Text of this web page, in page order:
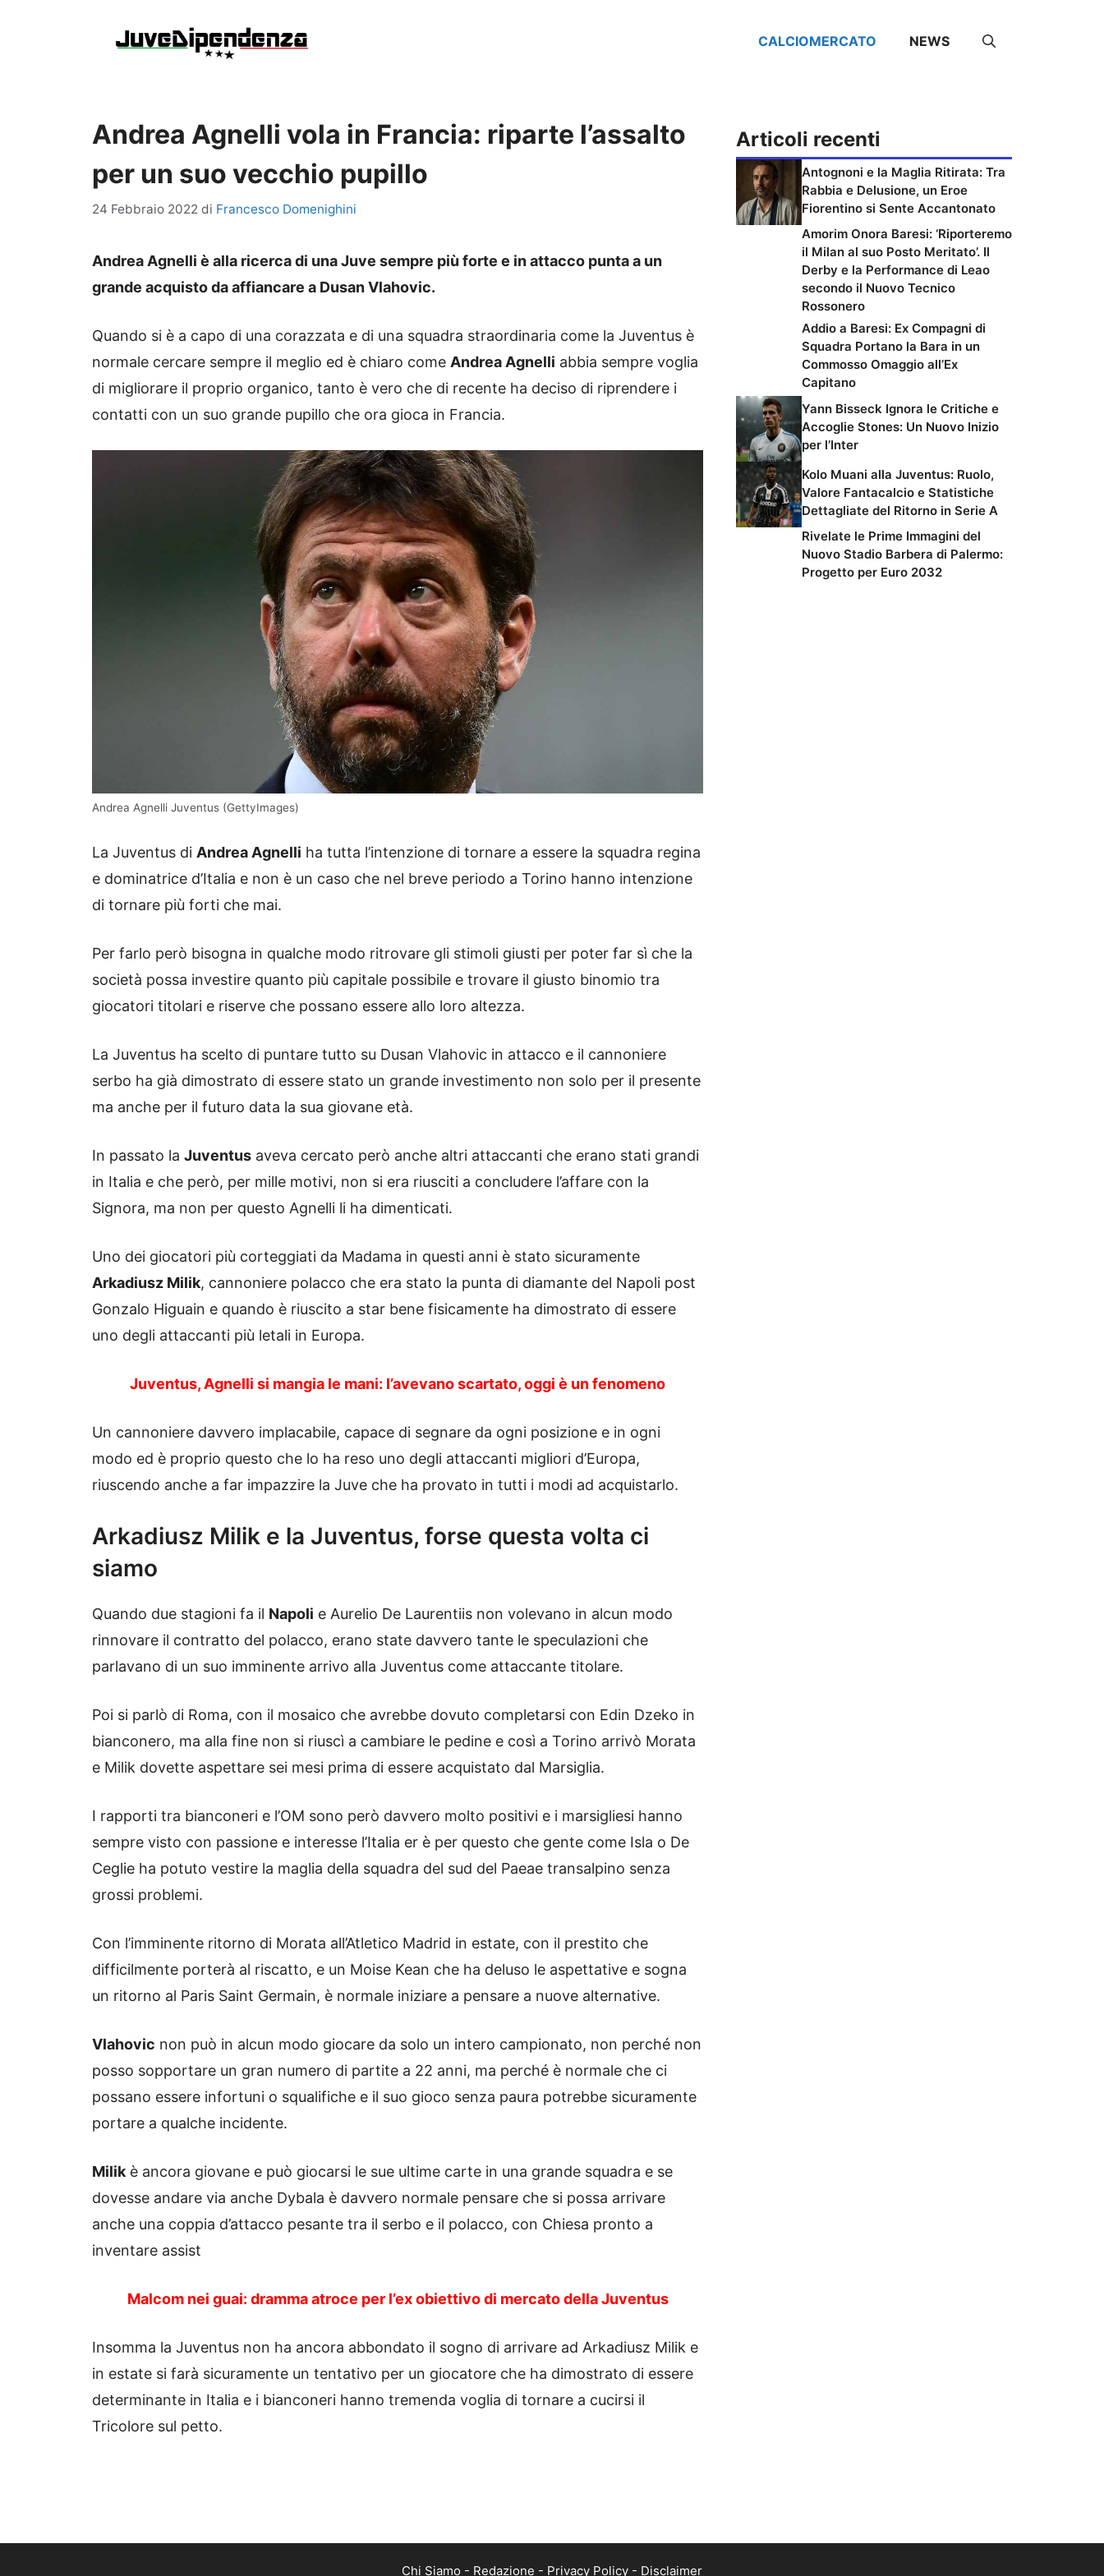
CALCIOMERCATO NEWS
Andrea Agnelli vola in Francia: riparte l’assalto
per un suo vecchio pupillo
24 Febbraio 2022 di Francesco Domenighini
Andrea Agnelli è alla ricerca di una Juve sempre più forte e in attacco punta a un
grande acquisto da affiancare a Dusan Vlahovic.
Quando si è a capo di una corazzata e di una squadra straordinaria come la Juventus è
normale cercare sempre il meglio ed è chiaro come Andrea Agnelli abbia sempre voglia
di migliorare il proprio organico, tanto è vero che di recente ha deciso di riprendere i
contatti con un suo grande pupillo che ora gioca in Francia.
Andrea Agnelli Juventus (GettyImages)
La Juventus di Andrea Agnelli ha tutta l’intenzione di tornare a essere la squadra regina
e dominatrice d’Italia e non è un caso che nel breve periodo a Torino hanno intenzione
di tornare più forti che mai.
Per farlo però bisogna in qualche modo ritrovare gli stimoli giusti per poter far sì che la
società possa investire quanto più capitale possibile e trovare il giusto binomio tra
giocatori titolari e riserve che possano essere allo loro altezza.
La Juventus ha scelto di puntare tutto su Dusan Vlahovic in attacco e il cannoniere
serbo ha già dimostrato di essere stato un grande investimento non solo per il presente
ma anche per il futuro data la sua giovane età.
In passato la Juventus aveva cercato però anche altri attaccanti che erano stati grandi
in Italia e che però, per mille motivi, non si era riusciti a concludere l’affare con la
Signora, ma non per questo Agnelli li ha dimenticati.
Uno dei giocatori più corteggiati da Madama in questi anni è stato sicuramente
Arkadiusz Milik, cannoniere polacco che era stato la punta di diamante del Napoli post
Gonzalo Higuain e quando è riuscito a star bene fisicamente ha dimostrato di essere
uno degli attaccanti più letali in Europa.
Juventus, Agnelli si mangia le mani: l’avevano scartato, oggi è un fenomeno
Un cannoniere davvero implacabile, capace di segnare da ogni posizione e in ogni
modo ed è proprio questo che lo ha reso uno degli attaccanti migliori d’Europa,
riuscendo anche a far impazzire la Juve che ha provato in tutti i modi ad acquistarlo.
Arkadiusz Milik e la Juventus, forse questa volta ci
siamo
Quando due stagioni fa il Napoli e Aurelio De Laurentiis non volevano in alcun modo
rinnovare il contratto del polacco, erano state davvero tante le speculazioni che
parlavano di un suo imminente arrivo alla Juventus come attaccante titolare.
Poi si parlò di Roma, con il mosaico che avrebbe dovuto completarsi con Edin Dzeko in
bianconero, ma alla fine non si riuscì a cambiare le pedine e così a Torino arrivò Morata
e Milik dovette aspettare sei mesi prima di essere acquistato dal Marsiglia.
I rapporti tra bianconeri e l’OM sono però davvero molto positivi e i marsigliesi hanno
sempre visto con passione e interesse l’Italia er è per questo che gente come Isla o De
Ceglie ha potuto vestire la maglia della squadra del sud del Paeae transalpino senza
grossi problemi.
Con l’imminente ritorno di Morata all’Atletico Madrid in estate, con il prestito che
difficilmente porterà al riscatto, e un Moise Kean che ha deluso le aspettative e sogna
un ritorno al Paris Saint Germain, è normale iniziare a pensare a nuove alternative.
Vlahovic non può in alcun modo giocare da solo un intero campionato, non perché non
posso sopportare un gran numero di partite a 22 anni, ma perché è normale che ci
possano essere infortuni o squalifiche e il suo gioco senza paura potrebbe sicuramente
portare a qualche incidente.
Milik è ancora giovane e può giocarsi le sue ultime carte in una grande squadra e se
dovesse andare via anche Dybala è davvero normale pensare che si possa arrivare
anche una coppia d’attacco pesante tra il serbo e il polacco, con Chiesa pronto a
inventare assist
Malcom nei guai: dramma atroce per l’ex obiettivo di mercato della Juventus
Insomma la Juventus non ha ancora abbondato il sogno di arrivare ad Arkadiusz Milik e
in estate si farà sicuramente un tentativo per un giocatore che ha dimostrato di essere
determinante in Italia e i bianconeri hanno tremenda voglia di tornare a cucirsi il
Tricolore sul petto.
Articoli recenti
Antognoni e la Maglia Ritirata: Tra
Rabbia e Delusione, un Eroe
Fiorentino si Sente Accantonato
Amorim Onora Baresi: ‘Riporteremo
il Milan al suo Posto Meritato’. Il
Derby e la Performance di Leao
secondo il Nuovo Tecnico
Rossonero
Addio a Baresi: Ex Compagni di
Squadra Portano la Bara in un
Commosso Omaggio all’Ex
Capitano
Yann Bisseck Ignora le Critiche e
Accoglie Stones: Un Nuovo Inizio
per l’Inter
Kolo Muani alla Juventus: Ruolo,
Valore Fantacalcio e Statistiche
Dettagliate del Ritorno in Serie A
Rivelate le Prime Immagini del
Nuovo Stadio Barbera di Palermo:
Progetto per Euro 2032
Chi Siamo - Redazione - Privacy Policy - Disclaimer